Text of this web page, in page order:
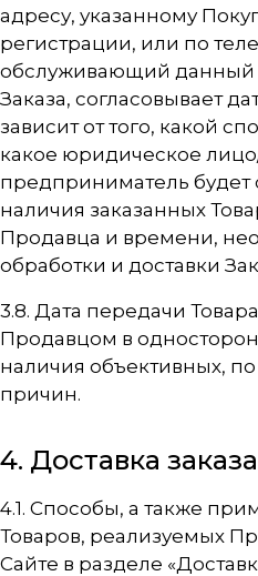
адресу, указанному
регистрации, или по
обслуживающий данный
Заказа, согласовывает
зависит от того, какой
какое юридическое
предприниматель будет
наличия заказанных
Продавца и времени,
обработки и доставки
3.8. Дата передачи
Продавцом в
наличия объективных,
причин.
4. Доставка заказа
4.1. Способы, а также
Товаров, реализуемых
Сайте в разделе